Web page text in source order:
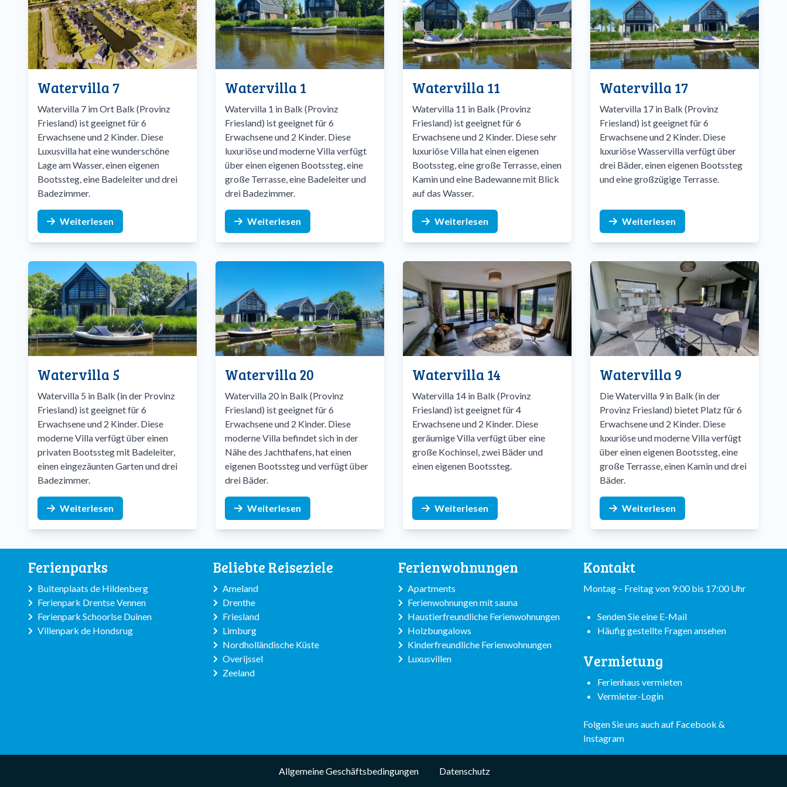
Watervilla 7
Watervilla 7 im Ort Balk (Provinz
Friesland) ist geeignet für 6
Erwachsene und 2 Kinder. Diese
Luxusvilla hat eine wunderschöne
Lage am Wasser, einen eigenen
Bootssteg, eine Badeleiter und drei
Badezimmer.
Weiterlesen
Watervilla 1
Watervilla 1 in Balk (Provinz
Friesland) ist geeignet für 6
Erwachsene und 2 Kinder. Diese
luxuriöse und moderne Villa verfügt
über einen eigenen Bootssteg, eine
große Terrasse, eine Badeleiter und
drei Badezimmer.
Weiterlesen
Watervilla 11
Watervilla 11 in Balk (Provinz
Friesland) ist geeignet für 6
Erwachsene und 2 Kinder. Diese sehr
luxuriöse Villa hat einen eigenen
Bootssteg, eine große Terrasse, einen
Kamin und eine Badewanne mit Blick
auf das Wasser.
Weiterlesen
Watervilla 17
Watervilla 17 in Balk (Provinz
Friesland) ist geeignet für 6
Erwachsene und 2 Kinder. Diese
luxuriöse Wasservilla verfügt über
drei Bäder, einen eigenen Bootssteg
und eine großzügige Terrasse.
Weiterlesen
Watervilla 5
Watervilla 5 in Balk (in der Provinz
Friesland) ist geeignet für 6
Erwachsene und 2 Kinder. Diese
moderne Villa verfügt über einen
privaten Bootssteg mit Badeleiter,
einen eingezäunten Garten und drei
Badezimmer.
Weiterlesen
Watervilla 20
Watervilla 20 in Balk (Provinz
Friesland) ist geeignet für 6
Erwachsene und 2 Kinder. Diese
moderne Villa befindet sich in der
Nähe des Jachthafens, hat einen
eigenen Bootssteg und verfügt über
drei Bäder.
Weiterlesen
Watervilla 14
Watervilla 14 in Balk (Provinz
Friesland) ist geeignet für 4
Erwachsene und 2 Kinder. Diese
geräumige Villa verfügt über eine
große Kochinsel, zwei Bäder und
einen eigenen Bootssteg.
Weiterlesen
Watervilla 9
Die Watervilla 9 in Balk (in der
Provinz Friesland) bietet Platz für 6
Erwachsene und 2 Kinder. Diese
luxuriöse und moderne Villa verfügt
über einen eigenen Bootssteg, eine
große Terrasse, einen Kamin und drei
Bäder.
Weiterlesen
Ferienparks
Buitenplaats de Hildenberg
Ferienpark Drentse Vennen
Ferienpark Schoorlse Duinen
Villenpark de Hondsrug
Beliebte Reiseziele
Ameland
Drenthe
Friesland
Limburg
Nordholländische Küste
Overijssel
Zeeland
Ferienwohnungen
Apartments
Ferienwohnungen mit sauna
Haustierfreundliche Ferienwohnungen
Holzbungalows
Kinderfreundliche Ferienwohnungen
Luxusvillen
Kontakt
Montag – Freitag von 9:00 bis 17:00 Uhr
Senden Sie eine E-Mail
Häufig gestellte Fragen ansehen
Vermietung
Ferienhaus vermieten
Vermieter-Login
Folgen Sie uns auch auf Facebook &
Instagram
Allgemeine Geschäftsbedingungen Datenschutz